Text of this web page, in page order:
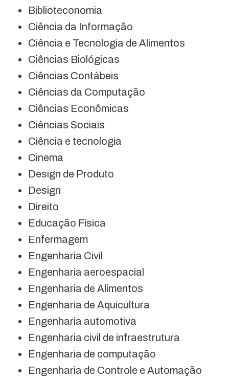
Biblioteconomia
Ciência da Informação
Ciência e Tecnologia de Alimentos
Ciências Biológicas
Ciências Contábeis
Ciências da Computação
Ciências Econômicas
Ciências Sociais
Ciência e tecnologia
Cinema
Design de Produto
Design
Direito
Educação Física
Enfermagem
Engenharia Civil
Engenharia aeroespacial
Engenharia de Alimentos
Engenharia de Aquicultura
Engenharia automotiva
Engenharia civil de infraestrutura
Engenharia de computação
Engenharia de Controle e Automação